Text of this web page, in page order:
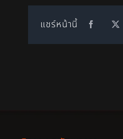
แชร์หน้านี้